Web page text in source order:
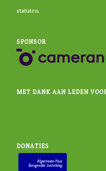
statuten
SPONSOR
MET DANK AAN LEDEN
DONATIES